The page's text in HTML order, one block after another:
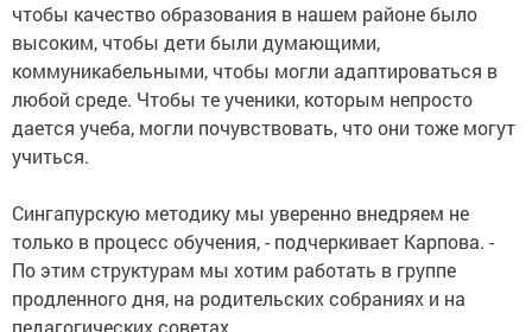
чтобы качество образования в нашем районе было
высоким, чтобы дети были думающими,
коммуникабельными, чтобы могли адаптироваться в
любой среде. Чтобы те ученики, которым непросто
дается учеба, могли почувствовать, что они тоже могут
учиться.
Сингапурскую методику мы уверенно внедряем не
только в процесс обучения, - подчеркивает Карпова. -
По этим структурам мы хотим работать в группе
продленного дня, на родительских собраниях и на
педагогических советах.